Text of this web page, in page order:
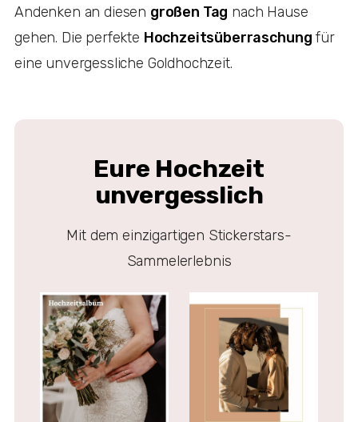
Andenken an diesen großen Tag nach Hause
gehen. Die perfekte Hochzeitsüberraschung für
eine unvergessliche Goldhochzeit.
Eure Hochzeit
unvergesslich
Mit dem einzigartigen Stickerstars-
Sammelerlebnis